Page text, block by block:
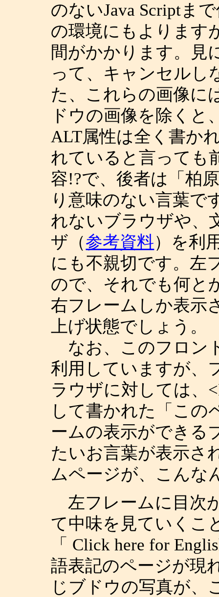
のないJava Scriptま
の環境にもよります
間がかかります。見
って、キャンセルし
た、これらの画像に
ドウの画像を除くと
ALT属性は全く書か
れていると言っても
容!?で、後者は「柏
り意味のない言葉で
れないブラウザや、
ザ（参考資料）を利
にも不親切です。左
ので、それでも何と
右フレームしか表示
上げ状態でしょう。
なお、このフロン
利用していますが、
ラウザに対しては、
して書かれた「この
ームの表示ができる
たいお言葉が表示さ
ムページが、こんな
左フレームに目次
て中味を見ていくこ
「 Click here for
語表記のページが現
じブドウの写真が、